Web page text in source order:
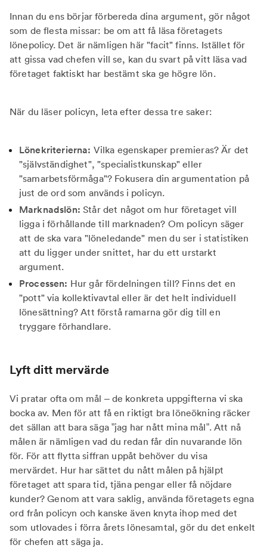
Innan du ens börjar förbereda dina argument, gör något
som de flesta missar: be om att få läsa företagets
lönepolicy. Det är nämligen här "facit" finns. Istället för
att gissa vad chefen vill se, kan du svart på vitt läsa vad
företaget faktiskt har bestämt ska ge högre lön.
När du läser policyn, leta efter dessa tre saker:
Lönekriterierna: Vilka egenskaper premieras? Är det
"självständighet", "specialistkunskap" eller
"samarbetsförmåga"? Fokusera din argumentation på
just de ord som används i policyn.
Marknadslön: Står det något om hur företaget vill
ligga i förhållande till marknaden? Om policyn säger
att de ska vara "löneledande" men du ser i statistiken
att du ligger under snittet, har du ett urstarkt
argument.
Processen: Hur går fördelningen till? Finns det en
"pott" via kollektivavtal eller är det helt individuell
lönesättning? Att förstå ramarna gör dig till en
tryggare förhandlare.
Lyft ditt mervärde
Vi pratar ofta om mål – de konkreta uppgifterna vi ska
bocka av. Men för att få en riktigt bra löneökning räcker
det sällan att bara säga ”jag har nått mina mål”. Att nå
målen är nämligen vad du redan får din nuvarande lön
för. För att flytta siffran uppåt behöver du visa
mervärdet. Hur har sättet du nått målen på hjälpt
företaget att spara tid, tjäna pengar eller få nöjdare
kunder? Genom att vara saklig, använda företagets egna
ord från policyn och kanske även knyta ihop med det
som utlovades i förra årets lönesamtal, gör du det enkelt
för chefen att säga ja.